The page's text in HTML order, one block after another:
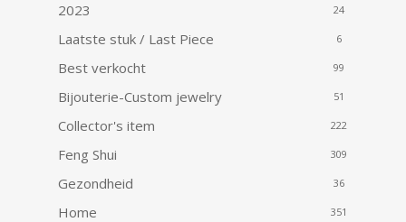
2023 24
Laatste stuk / Last Piece 6
Best verkocht 99
Bijouterie-Custom jewelry 51
Collector's item 222
Feng Shui 309
Gezondheid 36
Home 351